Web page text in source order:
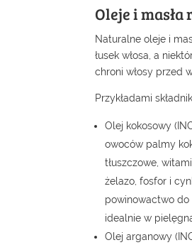
Oleje i
Naturalne oleje i
łusek włosa, a
chroni włosy przed
Przykładami
Olej kokosowy
owoców palmy
tłuszczowe,
żelazo, fosfor i
powinowactwo do
idealnie w
Olej arganowy